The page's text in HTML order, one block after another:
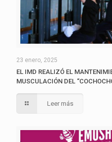
23 enero, 2025
EL IMD REALIZÓ EL
MUSCULACIÓN DEL
Leer más